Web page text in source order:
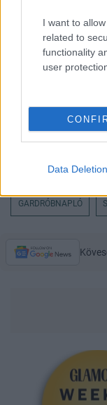
I want to
related to
functionality
user
Data Deletion
GARDRÓBNAPLÓ